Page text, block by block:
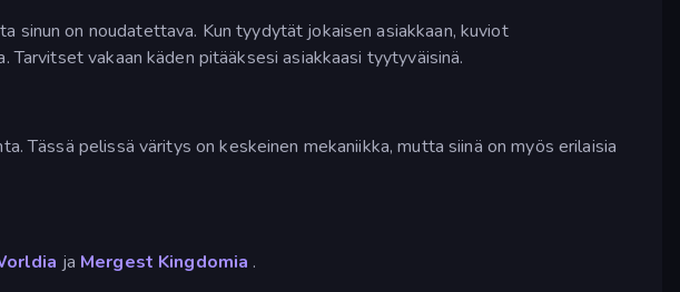
sinun on noudatettava. Kun tyydytät jokaisen asiakkaan, kuviot
vakaan käden pitääksesi asiakkaasi tyytyväisinä.
Tässä pelissä väritys on keskeinen mekaniikka, mutta siinä on myös erilaisia
ja Mergest Kingdomia .